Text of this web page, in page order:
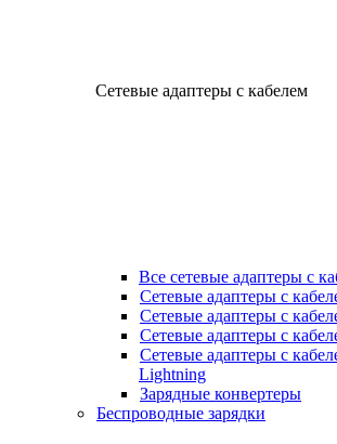
Сетевые адаптеры с кабелем
Все сетевые адаптеры с
Сетевые адаптеры с
Сетевые адаптеры с
Сетевые адаптеры с
Сетевые адаптеры с
Lightning
Зарядные конвертеры
Беспроводные зарядки